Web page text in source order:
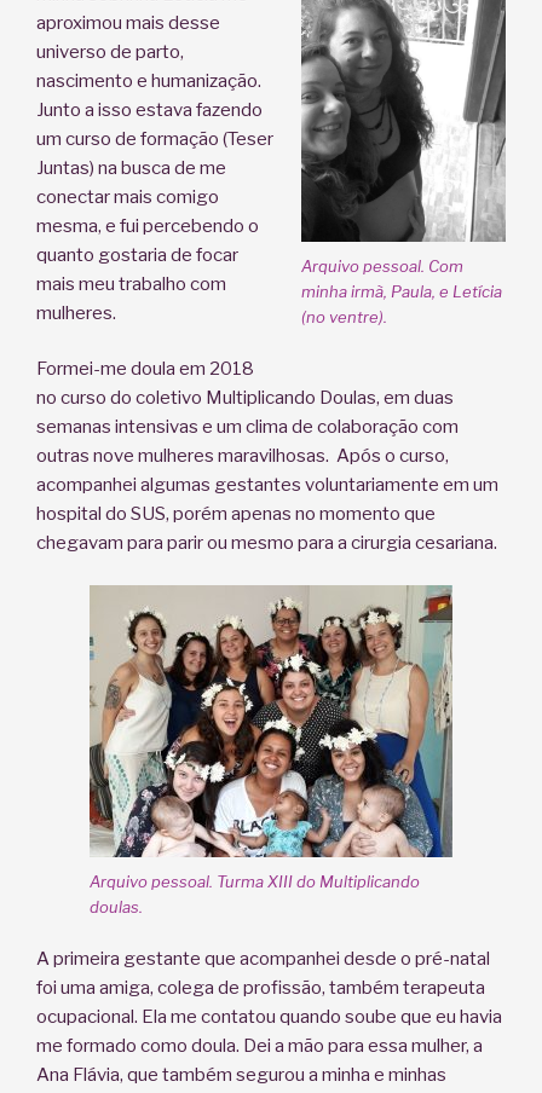
Arquivo pessoal. Com
minha irmã, Paula, e Letícia
(no ventre).
aproximou mais desse
universo de parto,
nascimento e humanização.
Junto a isso estava fazendo
um curso de formação (Teser
Juntas) na busca de me
conectar mais comigo
mesma, e fui percebendo o
quanto gostaria de focar
mais meu trabalho com
mulheres.
Formei-me doula em 2018
no curso do coletivo Multiplicando Doulas, em duas
semanas intensivas e um clima de colaboração com
outras nove mulheres maravilhosas. Após o curso,
acompanhei algumas gestantes voluntariamente em um
hospital do SUS, porém apenas no momento que
chegavam para parir ou mesmo para a cirurgia cesariana.
Arquivo pessoal. Turma XIII do Multiplicando
doulas.
A primeira gestante que acompanhei desde o pré-natal
foi uma amiga, colega de profissão, também terapeuta
ocupacional. Ela me contatou quando soube que eu havia
me formado como doula. Dei a mão para essa mulher, a
Ana Flávia, que também segurou a minha e minhas